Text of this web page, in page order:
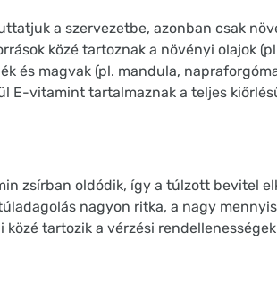
a szervezetbe, azonban csak
közé tartoznak a növényi olajok
és magvak (pl. mandula,
E-vitamint tartalmaznak a teljes
zsírban oldódik, így a túlzott bevitel
nagyon ritka, a nagy
tartozik a vérzési